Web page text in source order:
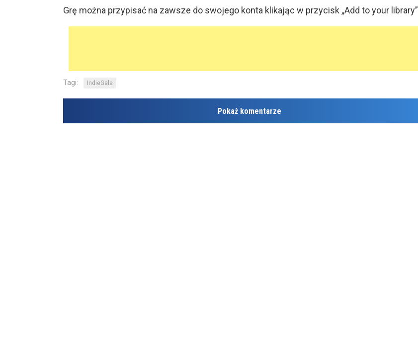
Grę można przypisać na zawsze do swojego konta klikając w przycisk „Add to your library”
Tagi: IndieGala
Pokaż komentarze